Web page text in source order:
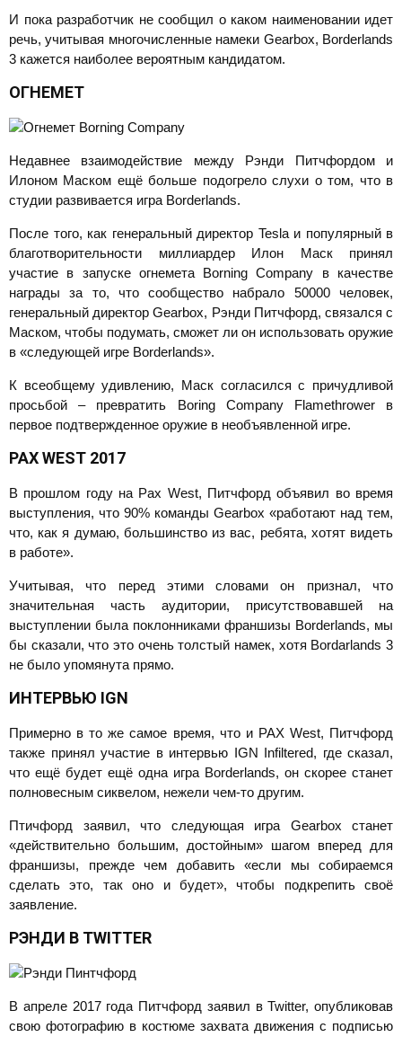
И пока разработчик не сообщил о каком наименовании идет
речь, учитывая многочисленные намеки Gearbox, Borderlands
3 кажется наиболее вероятным кандидатом.
ОГНЕМЕТ
Недавнее взаимодействие между Рэнди Питчфордом и
Илоном Маском ещё больше подогрело слухи о том, что в
студии развивается игра Borderlands.
После того, как генеральный директор Tesla и популярный в
благотворительности миллиардер Илон Маск принял
участие в запуске огнемета Borning Company в качестве
награды за то, что сообщество набрало 50000 человек,
генеральный директор Gearbox, Рэнди Питчфорд, связался с
Маском, чтобы подумать, сможет ли он использовать оружие
в «следующей игре Borderlands».
К всеобщему удивлению, Маск согласился с причудливой
просьбой – превратить Boring Company Flamethrower в
первое подтвержденное оружие в необъявленной игре.
PAXWEST 2017
В прошлом году на Pax West, Питчфорд объявил во время
выступления, что 90% команды Gearbox «работают над тем,
что, как я думаю, большинство из вас, ребята, хотят видеть
в работе».
Учитывая, что перед этими словами он признал, что
значительная часть аудитории, присутствовавшей на
выступлении была поклонниками франшизы Borderlands, мы
бы сказали, что это очень толстый намек, хотя Bordarlands 3
не было упомянута прямо.
ИНТЕРВЬЮ IGN
Примерно в то же самое время, что и PAX West, Питчфорд
также принял участие в интервью IGN Infiltered, где сказал,
что ещё будет ещё одна игра Borderlands, он скорее станет
полновесным сиквелом, нежели чем-то другим.
Птичфорд заявил, что следующая игра Gearbox станет
«действительно большим, достойным» шагом вперед для
франшизы, прежде чем добавить «если мы собираемся
сделать это, так оно и будет», чтобы подкрепить своё
заявление.
РЭНДИ В TWITTER
В апреле 2017 года Питчфорд заявил в Twitter, опубликовав
свою фотографию в костюме захвата движения с подписью